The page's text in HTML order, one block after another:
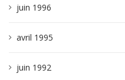
juin 1996
avril 1995
juin 1992